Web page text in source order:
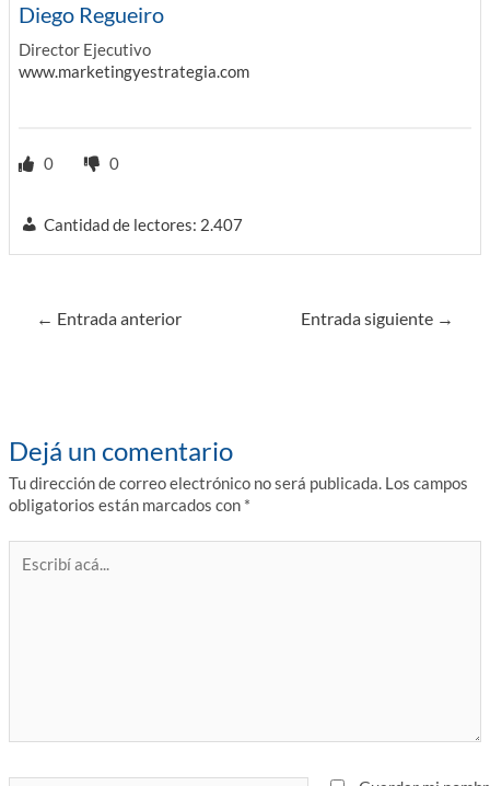
Diego Regueiro
Director Ejecutivo
www.marketingyestrategia.com
0 0
Cantidad de lectores: 2.407
← Entrada anterior Entrada siguiente →
Dejá un comentario
Tu dirección de correo electrónico no será publicada. Los campos
obligatorios están marcados con *
acá...